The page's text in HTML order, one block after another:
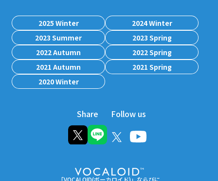
2025 Winter
2024 Winter
2023 Summer
2023 Spring
2022 Autumn
2022 Spring
2021 Autumn
2021 Spring
2020 Winter
Share Follow us
「VOCALOID(ボーカロイド)」ならびに